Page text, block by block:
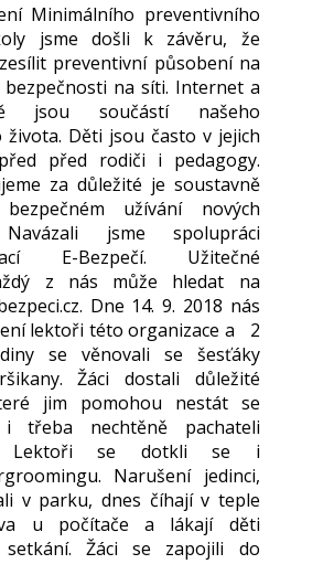
Minimálního preventivního
jsme došli k závěru, že
preventivní působení na
na síti. Internet a
jsou součástí našeho
života. Děti jsou často v jejich
před rodiči i pedagogy.
za důležité je soustavně
užívání nových
jsme spolupráci
E-Bezpečí. Užitečné
z nás může hledat na
Dne 14. 9. 2018 nás
lektoři této organizace a 2
se věnovali se šesťáky
Žáci dostali důležité
jim pomohou nestát se
třeba nechtěně pachateli
Lektoři se dotkli se i
Narušení jedinci,
v parku, dnes číhají v teple
u počítače a lákají děti
Žáci se zapojili do